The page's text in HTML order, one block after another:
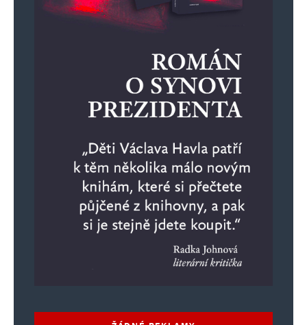
Uložit do prohlížeče jméno, e-mail a webovou stránku pro budoucí
Informujte mě o nových komentářích e-mailem.
Alternative: